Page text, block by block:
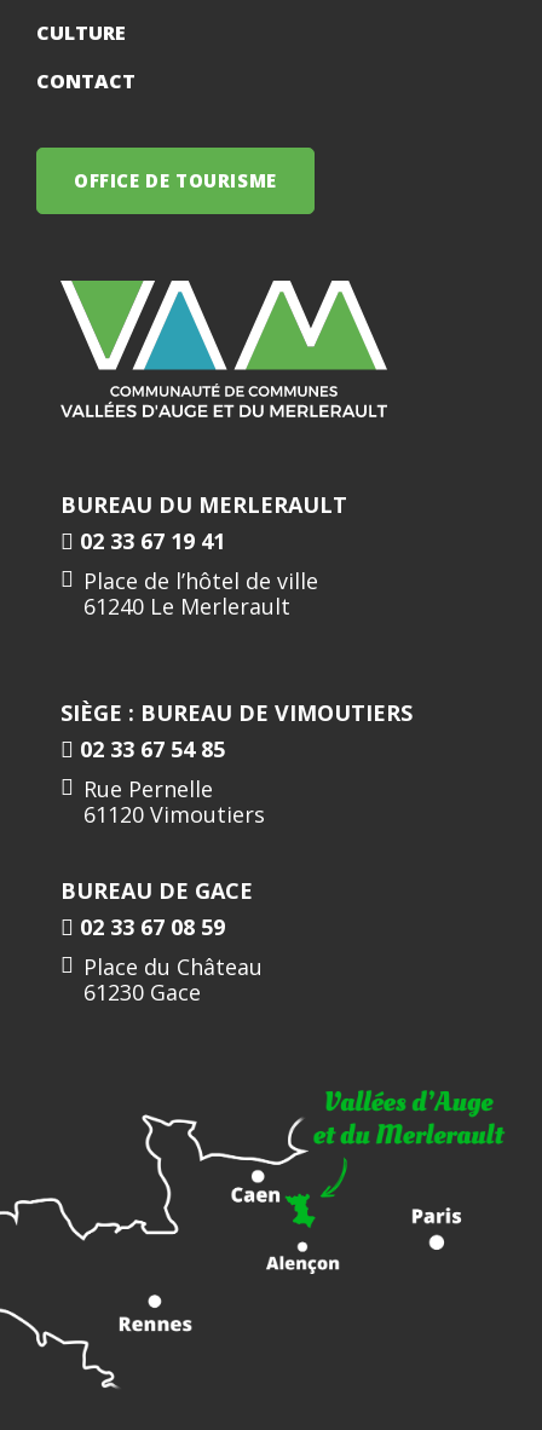
CULTURE
CONTACT
OFFICE DE TOURISME
BUREAU DU MERLERAULT
02 33 67 19 41
Place de l’hôtel de ville
61240 Le Merlerault
SIÈGE : BUREAU DE VIMOUTIERS
02 33 67 54 85
Rue Pernelle
61120 Vimoutiers
BUREAU DE GACE
02 33 67 08 59
Place du Château
61230 Gace